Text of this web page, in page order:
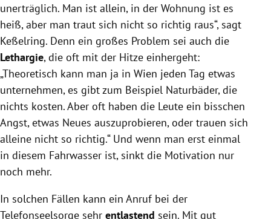
unerträglich. Man ist allein, in der Wohnung ist es
heiß, aber man traut sich nicht so richtig raus“, sagt
Keßelring. Denn ein großes Problem sei auch die
Lethargie, die oft mit der Hitze einhergeht:
„Theoretisch kann man ja in Wien jeden Tag etwas
unternehmen, es gibt zum Beispiel Naturbäder, die
nichts kosten. Aber oft haben die Leute ein bisschen
Angst, etwas Neues auszuprobieren, oder trauen sich
alleine nicht so richtig.“ Und wenn man erst einmal
in diesem Fahrwasser ist, sinkt die Motivation nur
noch mehr.
In solchen Fällen kann ein Anruf bei der
Telefonseelsorge sehr entlastend sein. Mit gut